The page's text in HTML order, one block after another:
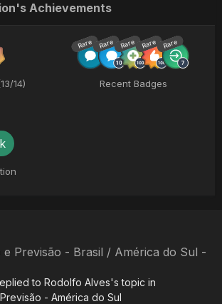
Achievements
14)
Rare Rare Rare Rare Rare
Recent Badges
Previsão - Brasil / América do Sul -
to Rodolfo Alves's topic in
- América do Sul